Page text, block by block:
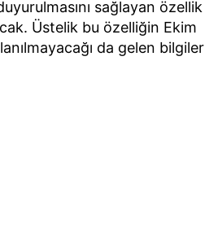
sağlayan özellik
Üstelik bu özelliğin Ekim
da gelen bilgiler